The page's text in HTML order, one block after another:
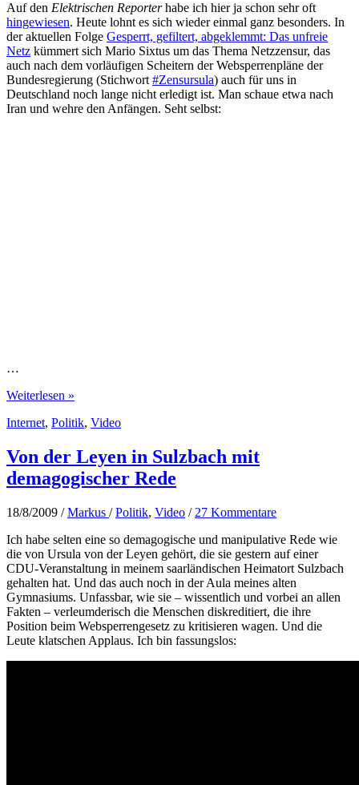
Auf den Elektrischen Reporterhabe ich hier ja schon sehr oft
hingewiesen. Heute lohnt es sich wieder einmal ganz besonders. In
der aktuellen Folge Gesperrt, gefiltert, abgeklemmt: Das unfreie
Netz kümmert sich Mario Sixtus um das Thema Netzzensur, das
auch nach dem vorläufigen Scheitern der Websperrenpläne der
Bundesregierung (Stichwort #Zensursula) auch für uns in
Deutschland noch lange nicht erledigt ist. Man schaue etwa nach
Iran und wehre den Anfängen. Seht selbst:
…
Gesperrt,
abgeklemmt:
unfreie
Netz
Weiterlesen »
Internet, Politik, Video
Von der Leyen in Sulzbach mit
demagogischer Rede
18/8/2009 /Markus /Politik, Video / 27 Kommentare
Ich habe selten eine so demagogische und manipulative Rede wie
die von Ursula von der Leyen gehört, die sie gestern auf einer
CDU-Veranstaltung in meinem saarländischen Heimatort Sulzbach
gehalten hat. Und das auch noch in der Aula meines alten
Gymnasiums. Unfassbar, wie sie – wissentlich und vorbei an allen
Fakten – verleumderisch die Menschen diskreditiert, die ihre
Position beim Websperrengesetz zu kritisieren wagen. Und die
Leute klatschen Applaus. Ich bin fassungslos: